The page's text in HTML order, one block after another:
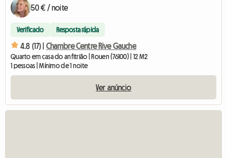
50 € / noite
Verificado Resposta rápida
4.8 (17) | Chambre Centre Rive Gauche
Quarto em casa do anfitrião | Rouen (76100) | 12 M2
1 pessoas | Mínimo de 1 noite
Ver anúncio